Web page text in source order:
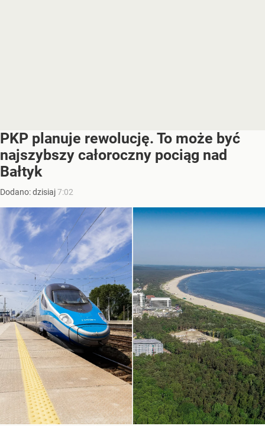
PKP planuje rewolucję. To może być
najszybszy całoroczny pociąg nad
Bałtyk
Dodano:dzisiaj7:02